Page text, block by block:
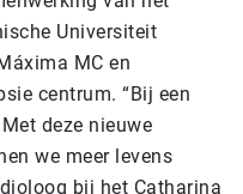
Universiteit
MC en
centrum. “Bij een
deze nieuwe
we meer levens
bij het Catharina